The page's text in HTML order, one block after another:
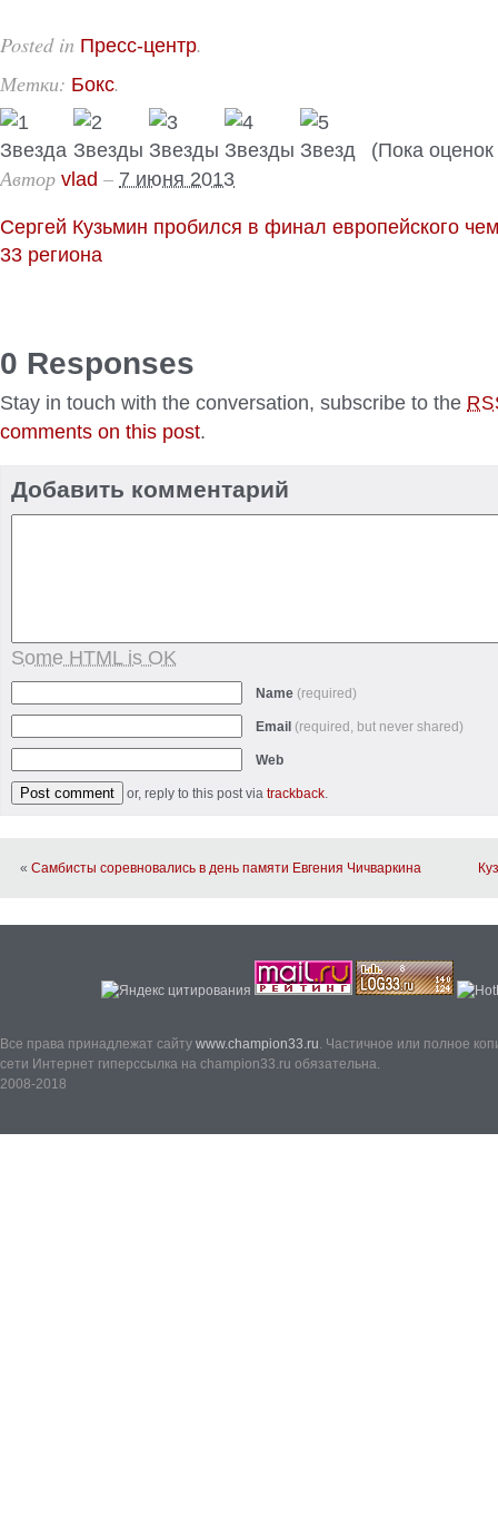
Posted in Пресс-центр.
Метки: Бокс.
(Пока оценок
Автор vlad – 7 июня 2013
Сергей Кузьмин пробился в финал европейского
33 региона
0 Responses
Stay in touch with the conversation, subscribe to the
comments on this post.
Добавить комментарий
Some HTML is OK
Name (required)
Email (required, but never shared)
Web
or, reply to this post via trackback.
« Самбисты соревновались в день памяти Евгения Чичваркина
Все права принадлежат сайту www.champion33.ru. Частичное или полное
сети Интернет гиперссылка на champion33.ru обязательна.
2008-2018